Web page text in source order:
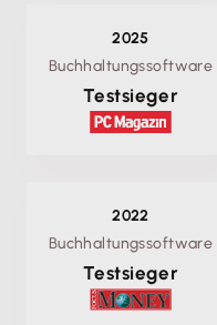
2025
Buchhaltungssoftware
Testsieger
2022
Buchhaltungssoftware
Testsieger